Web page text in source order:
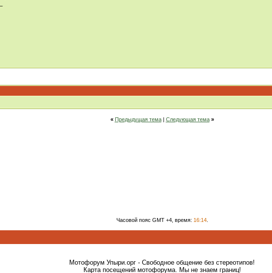
« Предыдущая тема| Следующая тема »
Часовой пояс GMT +4, время: 16:14.
Мотофорум Упыри.орг - Свободное общение без стереотипов!
Карта посещений мотофорума. Мы не знаем границ!